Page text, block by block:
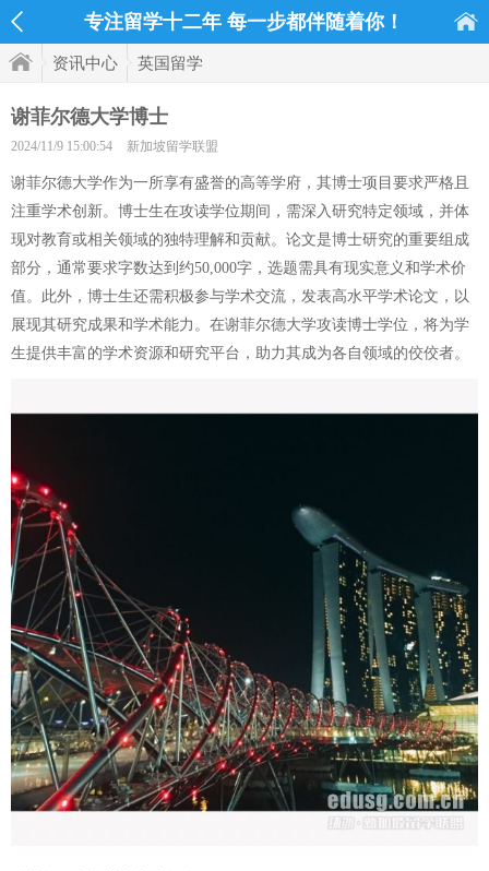
专注留学十二年 每一步都伴随着你！
资讯中心 英国留学
谢菲尔德大学博士
2024/11/9 15:00:54 新加坡留学联盟
谢菲尔德大学作为一所享有盛誉的高等学府，其博士项目要求严格且
注重学术创新。博士生在攻读学位期间，需深入研究特定领域，并体
现对教育或相关领域的独特理解和贡献。论文是博士研究的重要组成
部分，通常要求字数达到约50,000字，选题需具有现实意义和学术价
值。此外，博士生还需积极参与学术交流，发表高水平学术论文，以
展现其研究成果和学术能力。在谢菲尔德大学攻读博士学位，将为学
生提供丰富的学术资源和研究平台，助力其成为各自领域的佼佼者。